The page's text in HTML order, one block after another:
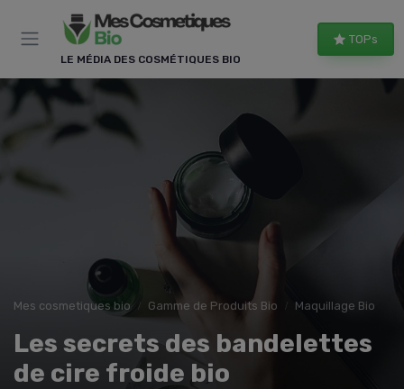
LE MÉDIA DES COSMÉTIQUES BIO
TOPs
Mes cosmetiques bio Gamme de Produits Bio Maquillage Bio
Les secrets des bandelettes
de cire froide bio
Panneau de gestion des cookies